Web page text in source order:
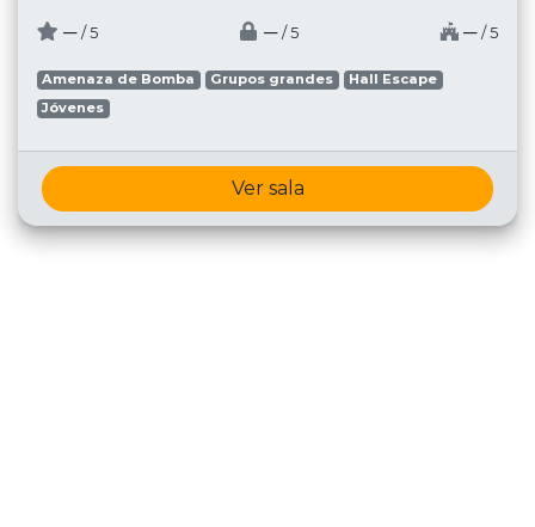
─ / 5 ─ / 5 ─ / 5
Amenaza de Bomba Grupos grandes
Hall Escape
Jóvenes
Ver sala